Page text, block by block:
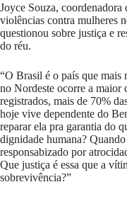
Joyce Souza, coordenadora
violências contra mulheres
questionou sobre justiça e
do réu.
“O Brasil é o país que mais
no Nordeste ocorre a maior
registrados, mais de 70%
hoje vive dependente do
reparar ela pra garantia do
dignidade humana?
responsabizado por
Que justiça é essa que a
sobrevivência?”